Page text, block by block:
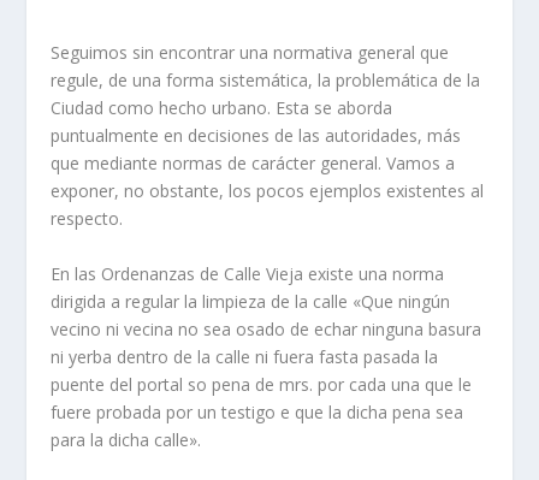
Seguimos sin encontrar una normativa general que
regule, de una forma sistemática, la problemática de la
Ciudad como hecho urbano. Esta se aborda
puntualmente en decisiones de las autoridades, más
que mediante normas de carácter general. Vamos a
exponer, no obstante, los pocos ejemplos existentes al
respecto.
En las Ordenanzas de Calle Vieja existe una norma
dirigida a re­gular la limpieza de la calle «Que ningún
vecino ni vecina no sea osado de echar ninguna basura
ni yerba dentro de la calle ni fuera fasta pasada la
puente del portal so pena de mrs. por cada una que le
fuere probada por un testigo e que la dicha pena sea
para la dicha calle».